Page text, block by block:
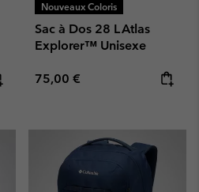
Nouveaux Coloris
Sac à Dos 28 L Atlas
Explorer™ Unisexe
Regular price:
75,00 €